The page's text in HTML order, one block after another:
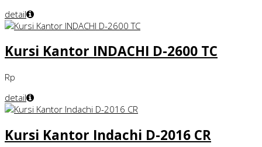
detail
Kursi Kantor INDACHI D-2600 TC
Rp
detail
Kursi Kantor Indachi D-2016 CR